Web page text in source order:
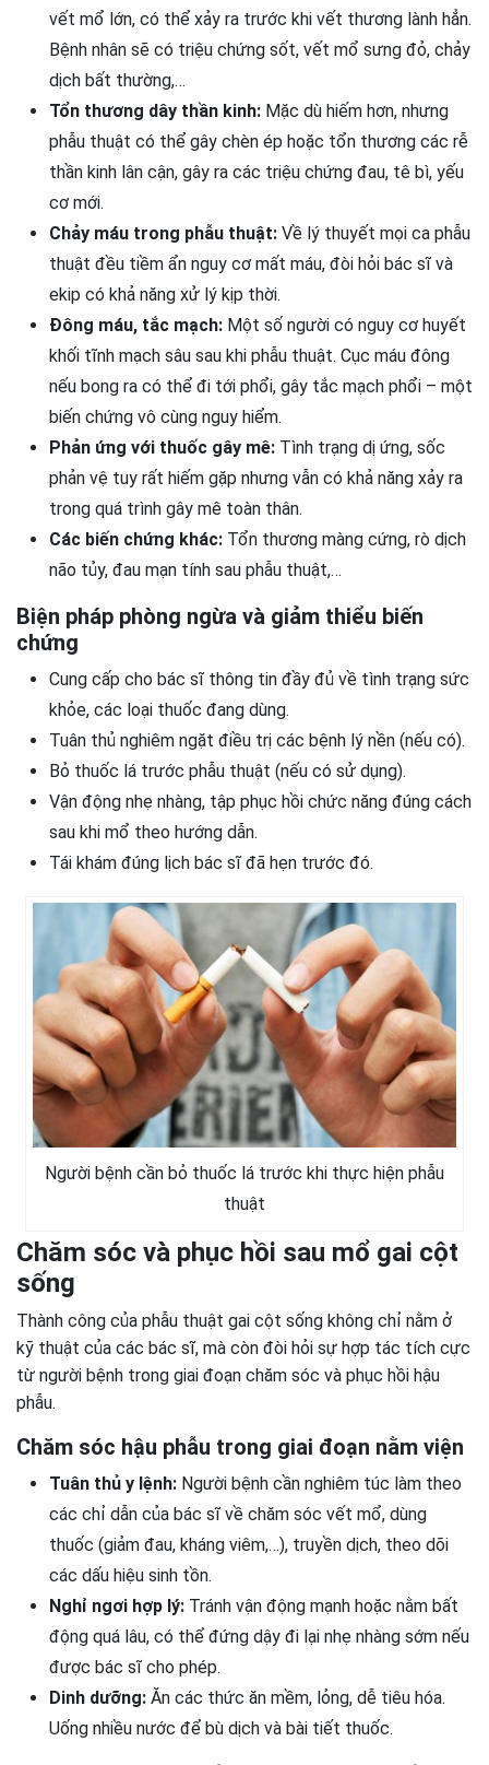
vết mổ lớn, có thể xảy ra trước khi vết thương lành hẳn.
Bệnh nhân sẽ có triệu chứng sốt, vết mổ sưng đỏ, chảy
dịch bất thường,…
Tổn thương dây thần kinh: Mặc dù hiếm hơn, nhưng
phẫu thuật có thể gây chèn ép hoặc tổn thương các rễ
thần kinh lân cận, gây ra các triệu chứng đau, tê bì, yếu
cơ mới.
Chảy máu trong phẫu thuật: Về lý thuyết mọi ca phẫu
thuật đều tiềm ẩn nguy cơ mất máu, đòi hỏi bác sĩ và
ekip có khả năng xử lý kịp thời.
Đông máu, tắc mạch: Một số người có nguy cơ huyết
khối tĩnh mạch sâu sau khi phẫu thuật. Cục máu đông
nếu bong ra có thể đi tới phổi, gây tắc mạch phổi – một
biến chứng vô cùng nguy hiểm.
Phản ứng với thuốc gây mê: Tình trạng dị ứng, sốc
phản vệ tuy rất hiếm gặp nhưng vẫn có khả năng xảy ra
trong quá trình gây mê toàn thân.
Các biến chứng khác: Tổn thương màng cứng, rò dịch
não tủy, đau mạn tính sau phẫu thuật,…
Biện pháp phòng ngừa và giảm thiểu biến
chứng
Cung cấp cho bác sĩ thông tin đầy đủ về tình trạng sức
khỏe, các loại thuốc đang dùng.
Tuân thủ nghiêm ngặt điều trị các bệnh lý nền (nếu có).
Bỏ thuốc lá trước phẫu thuật (nếu có sử dụng).
Vận động nhẹ nhàng, tập phục hồi chức năng đúng cách
sau khi mổ theo hướng dẫn.
Tái khám đúng lịch bác sĩ đã hẹn trước đó.
Người bệnh cần bỏ thuốc lá trước khi thực hiện phẫu
thuật
Chăm sóc và phục hồi sau mổ gai cột
sống
Thành công của phẫu thuật gai cột sống không chỉ nằm ở
kỹ thuật của các bác sĩ, mà còn đòi hỏi sự hợp tác tích cực
từ người bệnh trong giai đoạn chăm sóc và phục hồi hậu
phẫu.
Chăm sóc hậu phẫu trong giai đoạn nằm viện
Tuân thủ y lệnh: Người bệnh cần nghiêm túc làm theo
các chỉ dẫn của bác sĩ về chăm sóc vết mổ, dùng
thuốc (giảm đau, kháng viêm,…), truyền dịch, theo dõi
các dấu hiệu sinh tồn.
Nghỉ ngơi hợp lý: Tránh vận động mạnh hoặc nằm bất
động quá lâu, có thể đứng dậy đi lại nhẹ nhàng sớm nếu
được bác sĩ cho phép.
Dinh dưỡng: Ăn các thức ăn mềm, lỏng, dễ tiêu hóa.
Uống nhiều nước để bù dịch và bài tiết thuốc.